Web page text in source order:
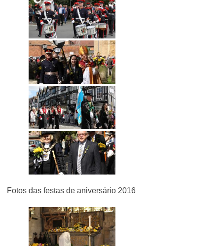
Fotos das festas de aniversário 2016